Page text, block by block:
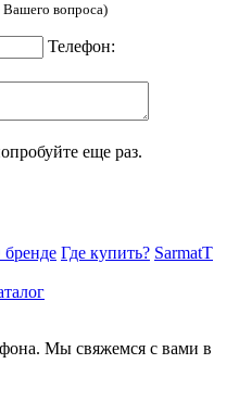
вопроса)
Телефон:
еще раз.
Где купить? SarmatT
Мы свяжемся с вами в